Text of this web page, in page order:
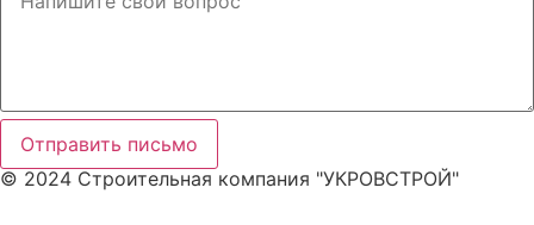
Отправить письмо
© 2024 Строительная компания "УКРОВСТРОЙ"